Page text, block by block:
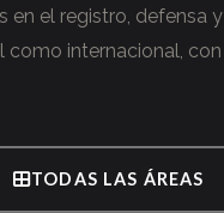
en el registro, defensa
como internacional,
TODAS LAS ÁREAS